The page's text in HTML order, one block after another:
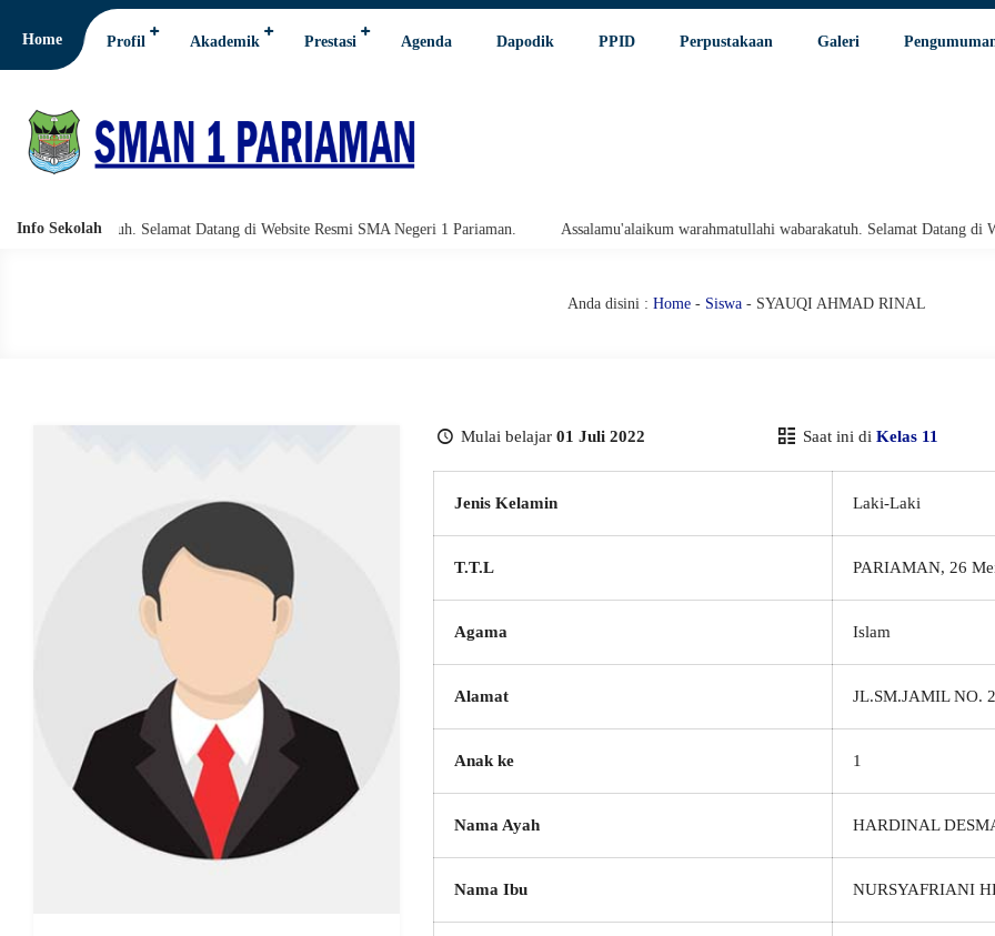
Home Profil Akademik Prestasi Agenda Dapodik PPID Perpustakaan Galeri
Info Sekolah
wabarakatuh. Selamat Datang di Website Resmi SMA Negeri 1 Pariaman. Assalamu'alaikum warahmatullahi wabarakatuh. Selamat Datang di
Anda disini : Home- Siswa- SYAUQI AHMAD RINAL
Mulai belajar 01 Juli 2022 Saat ini di Kelas 11
Jenis Kelamin Laki-Laki
T.T.L PARIAMAN, 26
Agama Islam
Alamat JL.SM.JAMIL NO.
Anak ke 1
Nama Ayah HARDINAL
Nama Ibu NURSYAFRIANI